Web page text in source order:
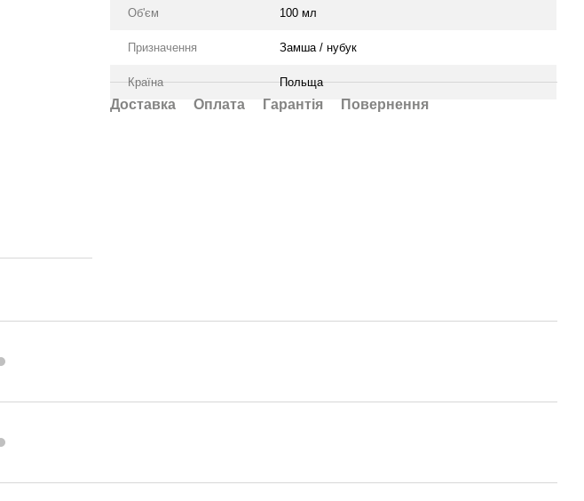
Об'єм 100 мл
Призначення Замша / нубук
Країна Польща
Доставка Оплата Гарантія Повернення